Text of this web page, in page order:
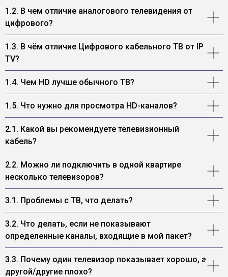
1.2. В чем отличие аналогового телевидения от
цифрового?
1.3. В чём отличие Цифрового кабельного ТВ от IP
TV?
1.4. Чем HD лучше обычного ТВ?
1.5. Что нужно для просмотра HD-каналов?
2.1. Какой вы рекомендуете телевизионный
кабель?
2.2. Можно ли подключить в одной квартире
несколько телевизоров?
3.1. Проблемы с ТВ, что делать?
3.2. Что делать, если не показывают
определенные каналы, входящие в мой пакет?
3.3. Почему один телевизор показывает хорошо, а
другой/другие плохо?